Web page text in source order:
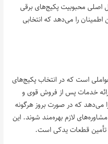
اصلی محبوبیت پکیج‌های برقی
اطمینان را می‌دهد که انتخابی
است که در انتخاب پکیج‌های
ارائه خدمات پس از فروش قوی و
می‌دهد که در صورت بروز هرگونه
لازم بهره‌مند شوند. این
تأمین قطعات یدکی است.